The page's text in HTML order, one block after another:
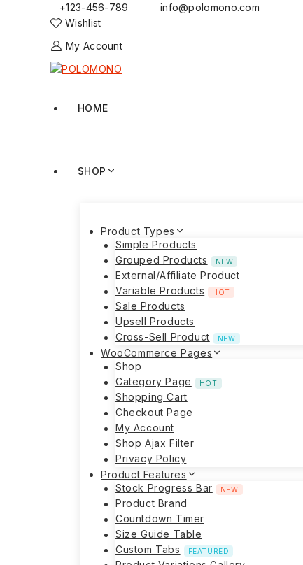
+123-456-789
info@polomono.com
Wishlist
My Account
HOME
SHOP
Product Types
Simple Products
Grouped Products
NEW
External/Affiliate Product
Variable Products
HOT
Sale Products
Upsell Products
Cross-Sell Product
NEW
WooCommerce Pages
Shop
Category Page
HOT
Shopping Cart
Checkout Page
My Account
Shop Ajax Filter
Privacy Policy
Product Features
Stock Progress Bar
NEW
Product Brand
Countdown Timer
Size Guide Table
Custom Tabs
FEATURED